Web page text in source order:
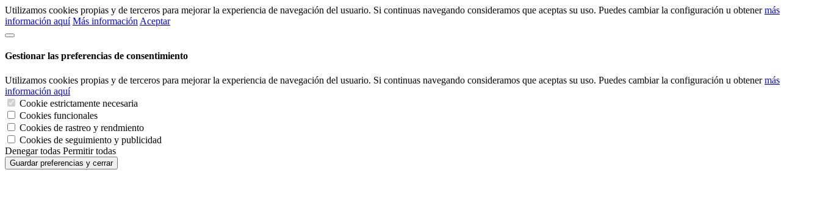
Utilizamos cookies propias y de terceros para mejorar la experiencia de navegación del usuario. Si continuas navegando consideramos que aceptas su uso. Puedes cambiar la configuración u obtenermás
información aquí Más información Aceptar
Gestionar las preferencias de consentimiento
Utilizamos cookies propias y de terceros para mejorar la experiencia de navegación del usuario. Si continuas navegando consideramos que aceptas su uso. Puedes cambiar la configuración u obtenermás
información aquí
Cookie estrictamente necesaria
Cookies funcionales
Cookies de rastreo y rendmiento
Cookies de seguimiento y publicidad
Denegar todas Permitir todas
Guardar preferencias y cerrar